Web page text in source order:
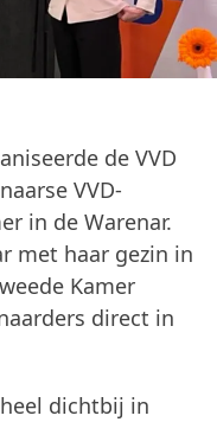
de VVD
VVD-
in de Warenar.
met haar gezin in
Kamer
direct in
dichtbij in